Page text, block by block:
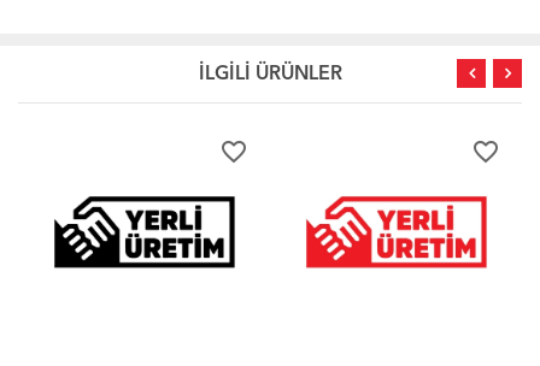
İLGİLİ ÜRÜNLER
favorite_border favorite_border